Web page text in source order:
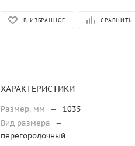
В ИЗБРАННОЕ СРАВНИТЬ
ХАРАКТЕРИСТИКИ
Размер, мм —
1035
Вид размера
—
перегородочный